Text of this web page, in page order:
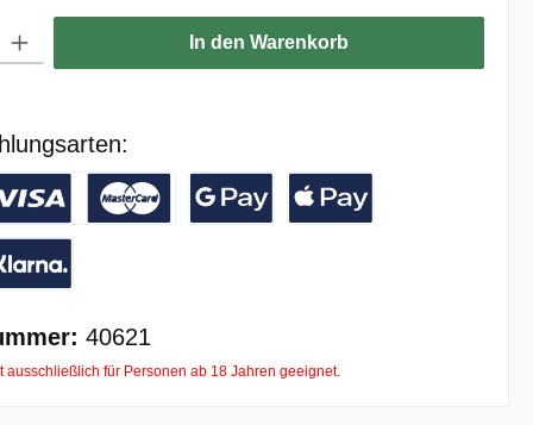
In den Warenkorb
40621
ausschließlich für Personen ab 18 Jahren geeignet.